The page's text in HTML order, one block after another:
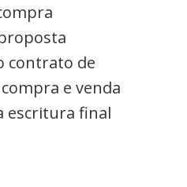
contrato de
e venda
escritura final